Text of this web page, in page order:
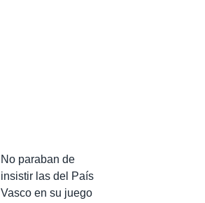
No paraban de
insistir las del País
Vasco en su juego